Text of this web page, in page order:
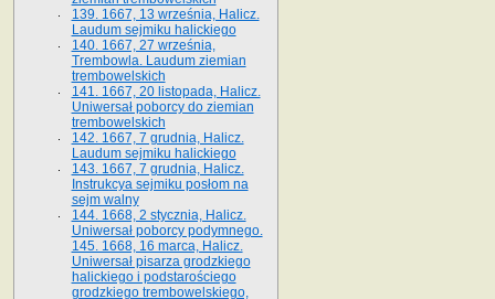
139. 1667, 13 września, Halicz.
Laudum sejmiku halickiego
140. 1667, 27 września,
Trembowla. Laudum ziemian
trembowelskich
141. 1667, 20 listopada, Halicz.
Uniwersał poborcy do ziemian
trembowelskich
142. 1667, 7 grudnia, Halicz.
Laudum sejmiku halickiego
143. 1667, 7 grudnia, Halicz.
Instrukcya sejmiku posłom na
sejm walny
144. 1668, 2 stycznia, Halicz.
Uniwersał poborcy podymnego.
145. 1668, 16 marca, Halicz.
Uniwersał pisarza grodzkiego
halickiego i podstarościego
grodzkiego trembowelskiego,